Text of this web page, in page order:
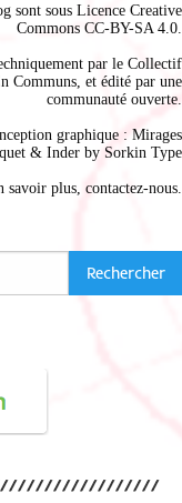
sont sous Licence Creative
Commons CC-BY-SA 4.0
par le Collectif
Communs , et édité par une
communauté ouverte.
graphique : Mirages
t & Inder by Sorkin Type
savoir plus, contactez-nous